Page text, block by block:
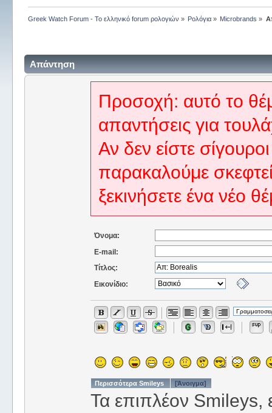
Greek Watch Forum - Το ελληνικό forum ρολογιών » Ρολόγια » Microbrands »
Απάντηση
Προσοχή: αυτό το
απαντήσεις για
Αν δεν είστε
παρακαλούμε
ξεκινήσετε ένα νέο
Όνομα:
E-mail:
Τίτλος:
Εικονίδιο:
Περισσότερα Smileys [Άνοιγμα]
Τα επιπλέον Smileys,